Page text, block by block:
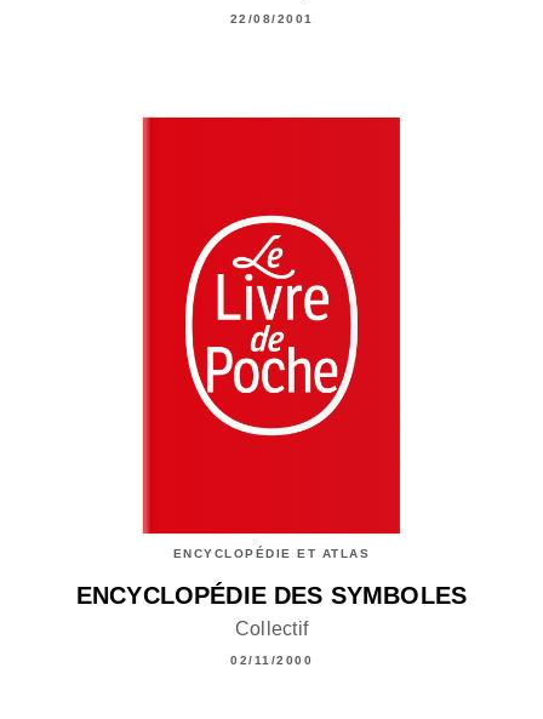
22/08/2001
ENCYCLOPÉDIE ET ATLAS
ENCYCLOPÉDIE DES SYMBOLES
Collectif
02/11/2000